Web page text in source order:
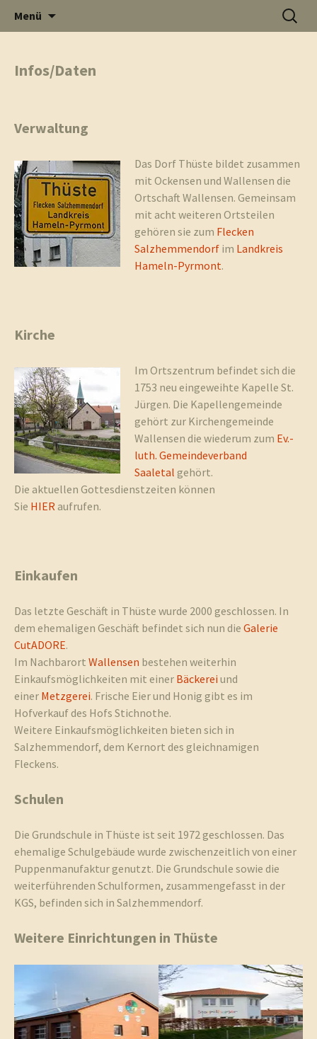
Thüste im
Internet
und
aus
und
Menü
Suchen
nach:
Infos/Daten
Verwaltung
Das Dorf Thüste bildet zusammen
mit Ockensen und Wallensen die
Ortschaft Wallensen. Gemeinsam
mit acht weiteren Ortsteilen
gehören sie zum Flecken
Salzhemmendorf im Landkreis
Hameln-Pyrmont.
Kirche
Im Ortszentrum befindet sich die
1753 neu eingeweihte Kapelle St.
Jürgen. Die Kapellengemeinde
gehört zur Kirchengemeinde
Wallensen die wiederum zum Ev.-
luth. Gemeindeverband
Saaletal gehört.
Die aktuellen Gottesdienstzeiten können
Sie HIER aufrufen.
Einkaufen
Das letzte Geschäft in Thüste wurde 2000 geschlossen. In
dem ehemaligen Geschäft befindet sich nun die Galerie
CutADORE.
Im Nachbarort Wallensen bestehen weiterhin
Einkaufsmöglichkeiten mit einer Bäckerei und
einer Metzgerei. Frische Eier und Honig gibt es im
Hofverkauf des Hofs Stichnothe.
Weitere Einkaufsmöglichkeiten bieten sich in
Salzhemmendorf, dem Kernort des gleichnamigen
Fleckens.
Schulen
Die Grundschule in Thüste ist seit 1972 geschlossen. Das
ehemalige Schulgebäude wurde zwischenzeitlich von einer
Puppenmanufaktur genutzt. Die Grundschule sowie die
weiterführenden Schulformen, zusammengefasst in der
KGS, befinden sich in Salzhemmendorf.
Weitere Einrichtungen in Thüste